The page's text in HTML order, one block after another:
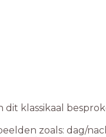
klassikaal
zoals: dag/